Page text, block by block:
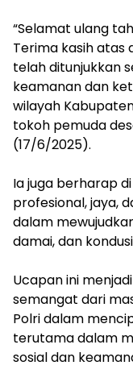
“Selamat ulang
Terima kasih atas
telah ditunjukkan
keamanan dan
wilayah
tokoh pemuda
(17/6/2025).
Ia juga berharap
profesional, jaya,
dalam
damai, dan
Ucapan ini
semangat dari
Polri dalam
terutama dalam
sosial dan